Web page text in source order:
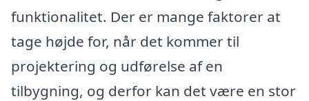
funktionalitet. Der er mange faktorer at
tage højde for, når det kommer til
projektering og udførelse af en
tilbygning, og derfor kan det være en stor